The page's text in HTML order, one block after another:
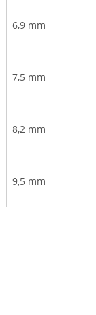
6,9 mm
7,5 mm
8,2 mm
9,5 mm